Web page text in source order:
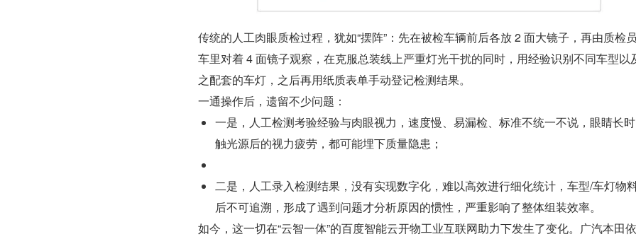
传统的人工肉眼质检过程，犹如“摆阵”：先在被检车辆前后各放 2 面大镜子，再由质检
车里对着 4 面镜子观察，在克服总装线上严重灯光干扰的同时，用经验识别不同车型以
之配套的车灯，之后再用纸质表单手动登记检测结果。
一通操作后，遗留不少问题：
一是，人工检测考验经验与肉眼视力，速度慢、易漏检、标准不统一不说，眼睛长
触光源后的视力疲劳，都可能埋下质量隐患；
二是，人工录入检测结果，没有实现数字化，难以高效进行细化统计，车型/车灯物
后不可追溯，形成了遇到问题才分析原因的惯性，严重影响了整体组装效率。
如今，这一切在“云智一体”的百度智能云开物工业互联网助力下发生了变化。广汽本田